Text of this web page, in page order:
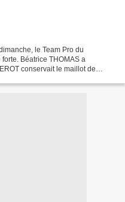
le Team Pro du
Béatrice THOMAS a
conservait le maillot de